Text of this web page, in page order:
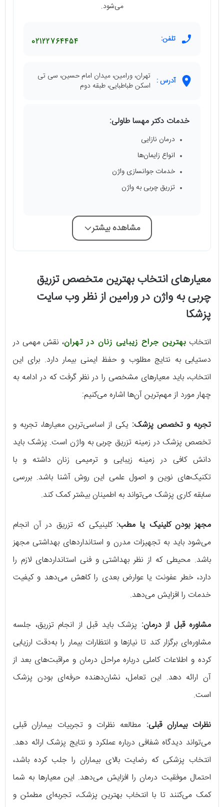
می‌شود.
تلفن: 02122764454
آدرس : تهران، ورامین، میدان امام حسین، سی تی
اسکن طباطبایی، طبقه دوم
خدمات دکتر مهسا طاولی:
درمان نازایی
انواع زایمان‌ها
خدمات جوانسازی واژن
تزریق چربی به واژن
مشاهده بیشتر
معیارهای انتخاب بهترین متخصص تزریق
چربی به واژن در ورامین از نظر وب سایت
پزشکا
انتخاب بهترین جراح زیبایی زنان در تهران، نقش مهمی در
دستیابی به نتایج مطلوب و حفظ ایمنی بیمار دارد. برای این
انتخاب، باید معیارهای مشخصی را در نظر گرفت که در ادامه به
چهار مورد از مهم‌ترین آن‌ها اشاره می‌کنیم:
تجربه و تخصص پزشک: یکی از اساسی‌ترین معیارها، تجربه و
تخصص پزشک در زمینه تزریق چربی به واژن است. پزشک باید
دانش کافی در زمینه زیبایی و ترمیمی زنان داشته و با
تکنیک‌های نوین و اصول علمی این روش آشنا باشد. بررسی
سابقه کاری پزشک می‌تواند به اطمینان بیشتر کمک کند.
مجهز بودن کلینیک یا مطب: کلینیکی که تزریق در آن انجام
می‌شود باید به تجهیزات مدرن و استانداردهای بهداشتی مجهز
باشد. محیطی که از نظر بهداشتی و فنی استانداردهای لازم را
دارد، خطر عفونت یا عوارض بعدی را کاهش می‌دهد و کیفیت
خدمات را افزایش می‌دهد.
مشاوره قبل از درمان: پزشک باید قبل از انجام تزریق، جلسه
مشاوره‌ای برگزار کند تا نیازها و انتظارات بیمار را به‌دقت ارزیابی
کرده و اطلاعات کاملی درباره مراحل درمان و مراقبت‌های بعد از
آن ارائه دهد. این تعامل، نشان‌دهنده حرفه‌ای بودن پزشک
است.
نظرات بیماران قبلی: مطالعه نظرات و تجربیات بیماران قبلی
می‌تواند دیدگاه شفافی درباره عملکرد و نتایج پزشک ارائه دهد.
انتخاب پزشکی که رضایت بالای بیماران را جلب کرده باشد،
احتمال موفقیت درمان را افزایش می‌دهد. این معیارها به شما
کمک می‌کنند تا با انتخاب بهترین پزشک، تجربه‌ای مطمئن و